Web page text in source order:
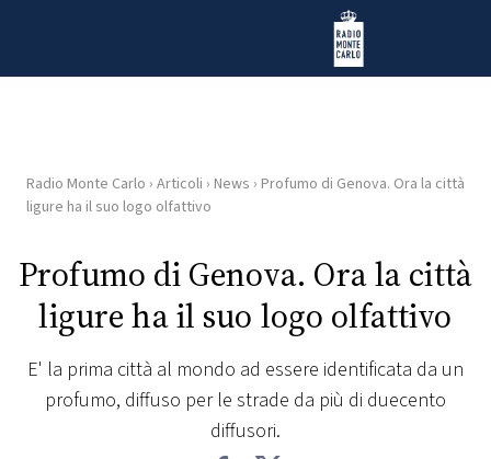
Radio Monte Carlo
HOME
RADIO
WEB
RADIO
PLAYLIST
Radio Monte Carlo › Articoli › News › Profumo di Genova. Ora la città
ligure ha il suo logo olfattivo
Profumo di Genova. Ora la città
ligure ha il suo logo olfattivo
E' la prima città al mondo ad essere identificata da un
profumo, diffuso per le strade da più di duecento
diffusori.